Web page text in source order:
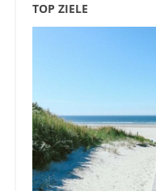
TOP ZIELE